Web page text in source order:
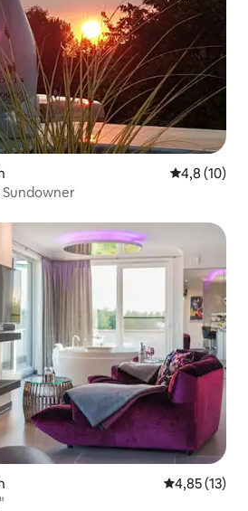
5 üzerinden
4,8 (10)
Sundowner
5 üzerinden
4,85 (13)